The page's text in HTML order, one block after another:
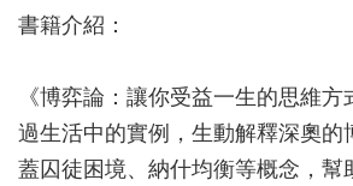
書籍介紹：
《博弈論：讓你受益一生的思維
過生活中的實例，生動解釋深奧的
蓋囚徒困境、納什均衡等概念，幫